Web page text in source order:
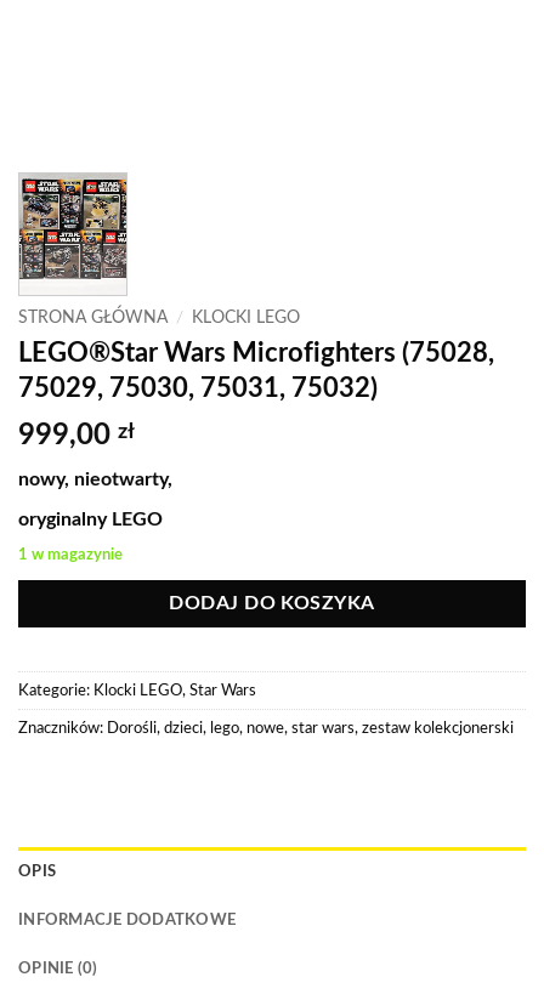
STRONA GŁÓWNA / KLOCKI LEGO
LEGO®Star Wars Microfighters (75028,
75029, 75030, 75031, 75032)
999,00 zł
nowy, nieotwarty,
oryginalny LEGO
1 w magazynie
DODAJ DO KOSZYKA
Kategorie: Klocki LEGO, Star Wars
Znaczników: Dorośli, dzieci, lego, nowe, star wars, zestaw kolekcjonerski
OPIS
INFORMACJE DODATKOWE
OPINIE (0)